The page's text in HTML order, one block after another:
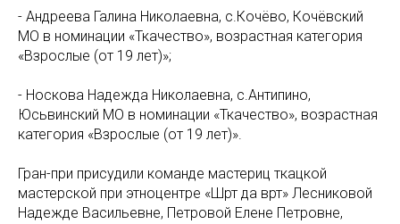
- Андреева Галина Николаевна, с.Кочёво, Кочёвский
МО в номинации «Ткачество», возрастная категория
«Взрослые (от 19 лет)»;
- Носкова Надежда Николаевна, с.Антипино,
Юсьвинский МО в номинации «Ткачество», возрастная
категория «Взрослые (от 19 лет)».
Гран-при присудили команде мастериц ткацкой
мастерской при этноцентре «Шӧрт да вӧрт» Лесниковой
Надежде Васильевне, Петровой Елене Петровне,